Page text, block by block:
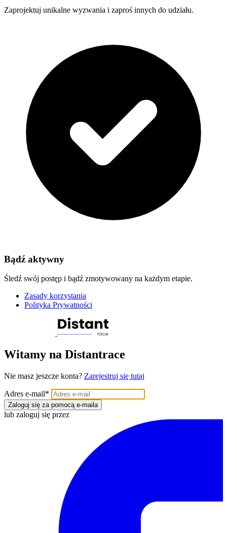
Zaprojektuj unikalne wyzwania i zaproś innych do udziału.
Bądź aktywny
Śledź swój postęp i bądź zmotywowany na każdym etapie.
Zasady korzystania
Polityka Prywatności
Witamy na Distantrace
Nie masz jeszcze konta? Zarejestruj się tutaj
Adres e-mail*
Zaloguj się za pomocą e-maila
lub zaloguj się przez